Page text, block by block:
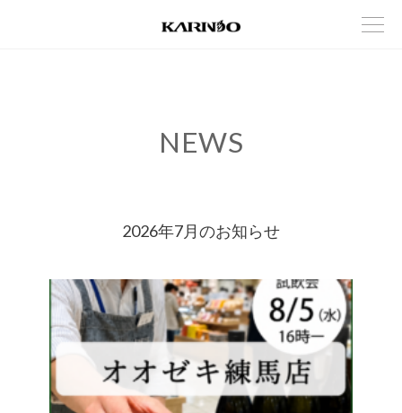
NEWS
2026年7月のお知らせ